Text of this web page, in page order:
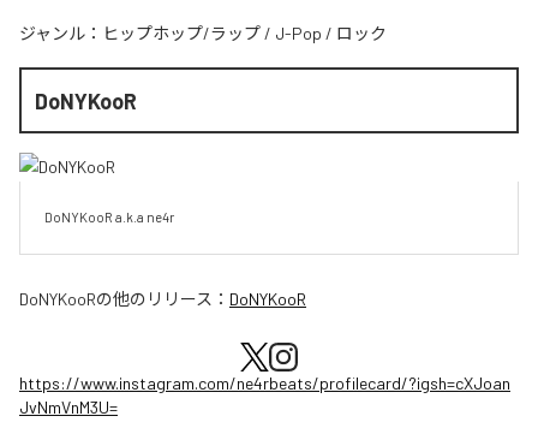
ジャンル： ヒップホップ/ラップ / J-Pop / ロック
DoNYKooR
DoNYKooR a.k.a ne4r
DoNYKooRの他のリリース： DoNYKooR
https://www.instagram.com/ne4rbeats/profilecard/?igsh=cXJoan
JvNmVnM3U=